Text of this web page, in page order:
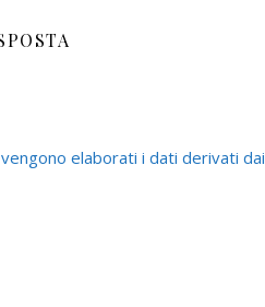
elaborati i dati derivati